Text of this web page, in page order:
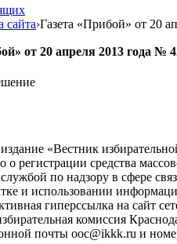
сайта›Газета «Прибой» от 20
от 20 апреля 2013 года №
«Вестник
о регистрации средства
по надзору в сфере
и использовании
гиперссылка на сайт
комиссия
почты ooc@ikkk.ru и